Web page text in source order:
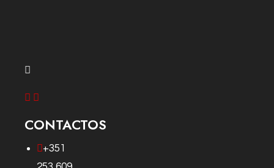
CONTACTOS
+351